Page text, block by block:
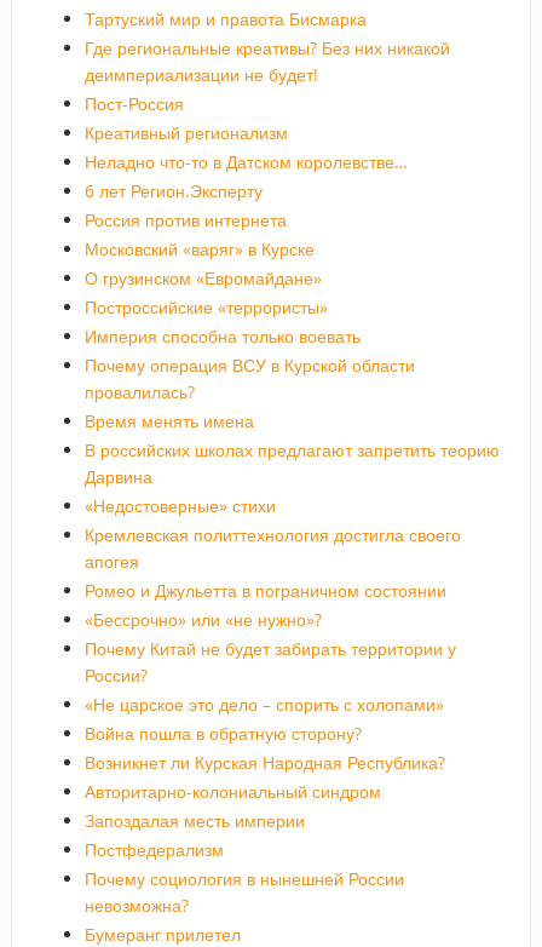
Тартуский мир и правота Бисмарка
Где региональные креативы? Без них никакой
деимпериализации не будет!
Пост-Россия
Креативный регионализм
Неладно что-то в Датском королевстве…
6 лет Регион.Эксперту
Россия против интернета
Московский «варяг» в Курске
О грузинском «Евромайдане»
Построссийские «террористы»
Империя способна только воевать
Почему операция ВСУ в Курской области
провалилась?
Время менять имена
В российских школах предлагают запретить теорию
Дарвина
«Недостоверные» стихи
Кремлевская политтехнология достигла своего
апогея
Ромео и Джульетта в пограничном состоянии
«Бессрочно» или «не нужно»?
Почему Китай не будет забирать территории у
России?
«Не царское это дело – спорить с холопами»
Война пошла в обратную сторону?
Возникнет ли Курская Народная Республика?
Авторитарно-колониальный синдром
Запоздалая месть империи
Постфедерализм
Почему социология в нынешней России
невозможна?
Бумеранг прилетел